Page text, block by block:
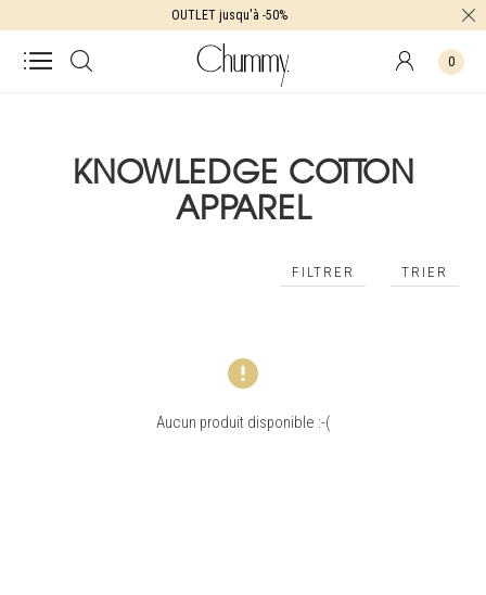
OUTLET jusqu'à -50%
0
KNOWLEDGE COTTON
APPAREL
FILTRER TRIER
Aucun produit disponible :-(